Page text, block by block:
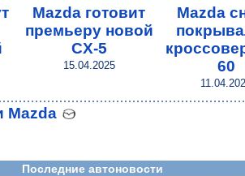
Mazda готовит
премьеру новой
CX-5
15.04.2025
Mazda
60
Mazda
Последние автоновости